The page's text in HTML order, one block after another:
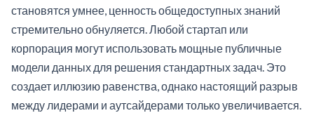
становятся умнее, ценность общедоступных знаний
стремительно обнуляется. Любой стартап или
корпорация могут использовать мощные публичные
модели данных для решения стандартных задач. Это
создает иллюзию равенства, однако настоящий разрыв
между лидерами и аутсайдерами только увеличивается.